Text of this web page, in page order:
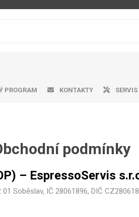
Značková káva
Pákové kávovary
Pěniče mléka
Výrobník mléčné pěny
Čistící prostředky
Dárkové předměty
PROGRAM KONTAKTY
podmínky
– EspressoServis
Soběslav, IČ 28061896, DIČ